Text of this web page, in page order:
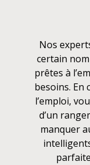
Nos
certain
prêtes à
besoins. En
l’emploi,
d’un
manquer